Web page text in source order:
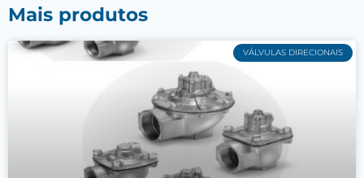
Mais produtos
VÁLVULAS DIRECIONAIS